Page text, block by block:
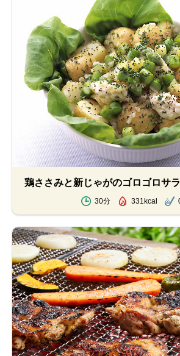
鶏ささみと新じゃがのゴロゴロサ
30分 331kcal